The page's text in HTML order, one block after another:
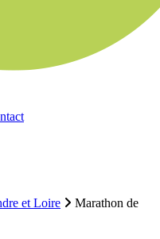
et Loire
Marathon de